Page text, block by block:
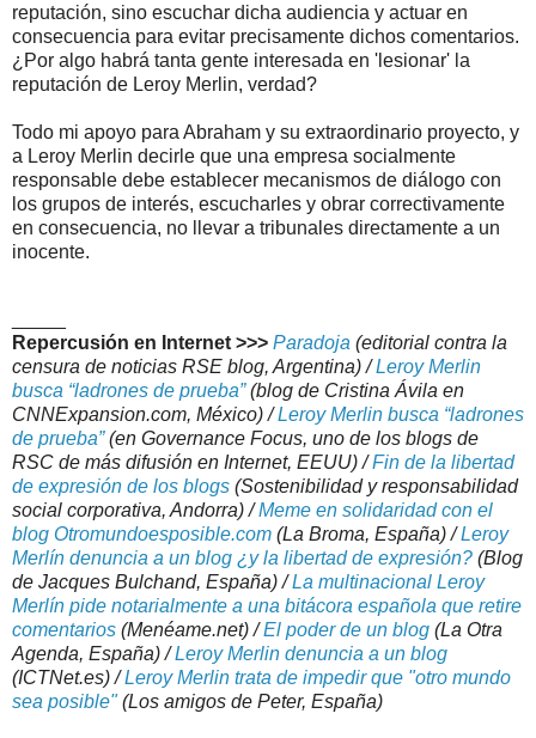
reputación, sino escuchar dicha audiencia y actuar en
consecuencia para evitar precisamente dichos comentarios.
¿Por algo habrá tanta gente interesada en 'lesionar' la
reputación de Leroy Merlin, verdad?
Todo mi apoyo para Abraham y su extraordinario proyecto, y
a Leroy Merlin decirle que una empresa socialmente
responsable debe establecer mecanismos de diálogo con
los grupos de interés, escucharles y obrar correctivamente
en consecuencia, no llevar a tribunales directamente a un
inocente.
Repercusión en Internet >>> Paradoja (editorial contra la
censura de noticias RSE blog, Argentina) /Leroy Merlin
busca “ladrones de prueba”(blog de Cristina Ávila en
CNNExpansion.com, México) /Leroy Merlin busca “ladrones
de prueba”(en Governance Focus, uno de los blogs de
RSC de más difusión en Internet, EEUU) /Fin de la libertad
de expresión de los blogs (Sostenibilidad y responsabilidad
social corporativa, Andorra) /Meme en solidaridad con el
blog Otromundoesposible.com (La Broma, España) /Leroy
Merlín denuncia a un blog ¿y la libertad de expresión? (Blog
de Jacques Bulchand, España) /La multinacional Leroy
Merlín pide notarialmente a una bitácora española que retire
comentarios (Menéame.net) /El poder de un blog (La Otra
Agenda, España) /Leroy Merlin denuncia a un blog
(ICTNet.es) /Leroy Merlin trata de impedir que "otro mundo
sea posible"(Los amigos de Peter, España)